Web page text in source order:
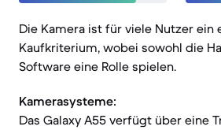
Die Kamera ist für viele Nutzer ein
Kaufkriterium, wobei sowohl die
Software eine Rolle spielen.
Kamerasysteme:
Das Galaxy A55 verfügt über eine